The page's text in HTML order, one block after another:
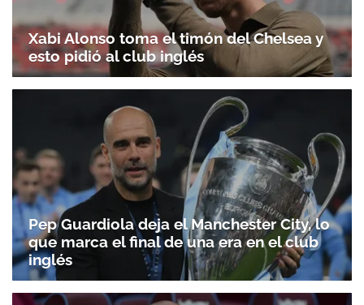
Xabi Alonso toma el timón del Chelsea y
esto pidió al club inglés
Pep Guardiola deja el Manchester City, lo
que marca el final de una era en el club
inglés